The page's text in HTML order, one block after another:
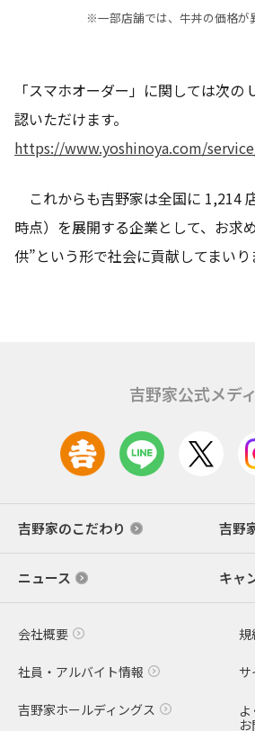
※一部店舗では、牛丼の価格が
「スマホオーダー」に関しては次の
認いただけます。
https://www.yoshinoya.com/
これからも吉野家は全国に 1,214
時点）を展開する企業として、お求
供”という形で社会に貢献してまいり
吉野家公式メデ
吉野家のこだわり 吉野
ニュース キャ
会社概要 規
社員・アルバイト情報
吉野家ホールディングス